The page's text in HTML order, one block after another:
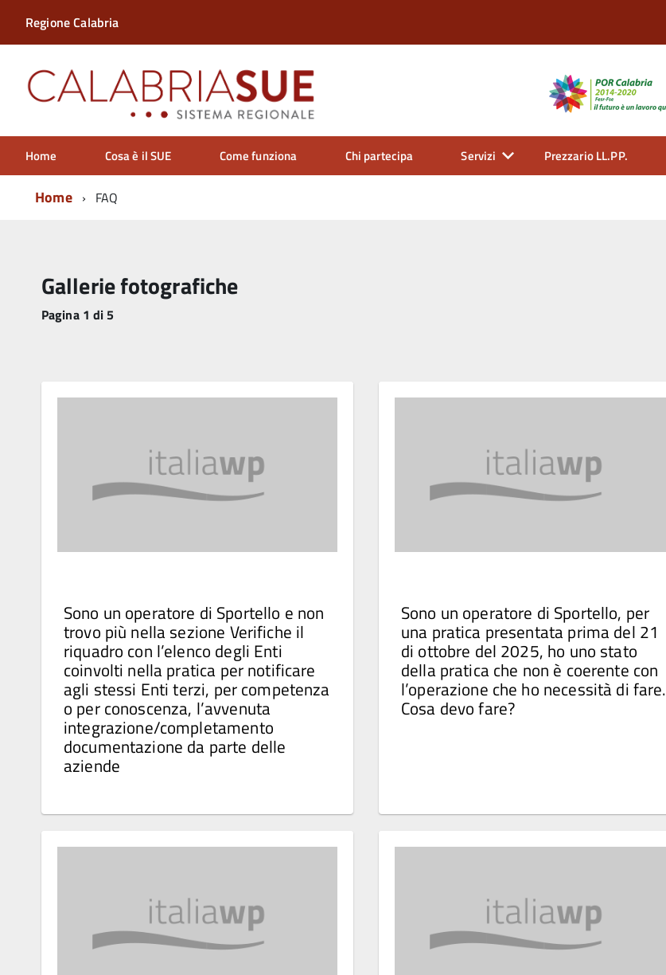
Regione Calabria
Home Cosa è il SUE Come funziona Chi partecipa Servizi Prezzario LL.PP.
Home FAQ
Gallerie fotografiche
Pagina 1 di 5
Sono un operatore di Sportello e non
trovo più nella sezione Verifiche il
riquadro con l’elenco degli Enti
coinvolti nella pratica per notificare
agli stessi Enti terzi, per competenza
o per conoscenza, l’avvenuta
integrazione/completamento
documentazione da parte delle
aziende
Sono un operatore di Sportello, per
una pratica presentata prima del 21
di ottobre del 2025, ho uno stato
della pratica che non è coerente con
l’operazione che ho necessità di fare.
Cosa devo fare?